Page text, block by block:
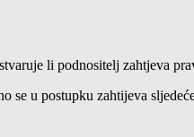
li podnositelj zahtjeva
se u postupku zahtijeva